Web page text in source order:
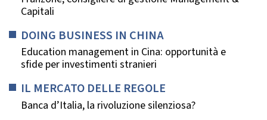
Capitali
DOING BUSINESS IN CHINA
Education management in Cina: opportunità e
sfide per investimenti stranieri
IL MERCATO DELLE REGOLE
Banca d’Italia, la rivoluzione silenziosa?